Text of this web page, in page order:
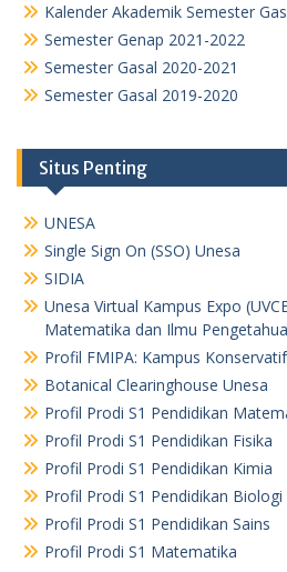
Kalender Akademik Semester
Semester Genap 2021-2022
Semester Gasal 2020-2021
Semester Gasal 2019-2020
Situs Penting
UNESA
Single Sign On (SSO) Unesa
SIDIA
Unesa Virtual Kampus Expo
Matematika dan Ilmu
Profil FMIPA: Kampus
Botanical Clearinghouse Unesa
Profil Prodi S1 Pendidikan
Profil Prodi S1 Pendidikan Fisika
Profil Prodi S1 Pendidikan Kimia
Profil Prodi S1 Pendidikan Biologi
Profil Prodi S1 Pendidikan Sains
Profil Prodi S1 Matematika